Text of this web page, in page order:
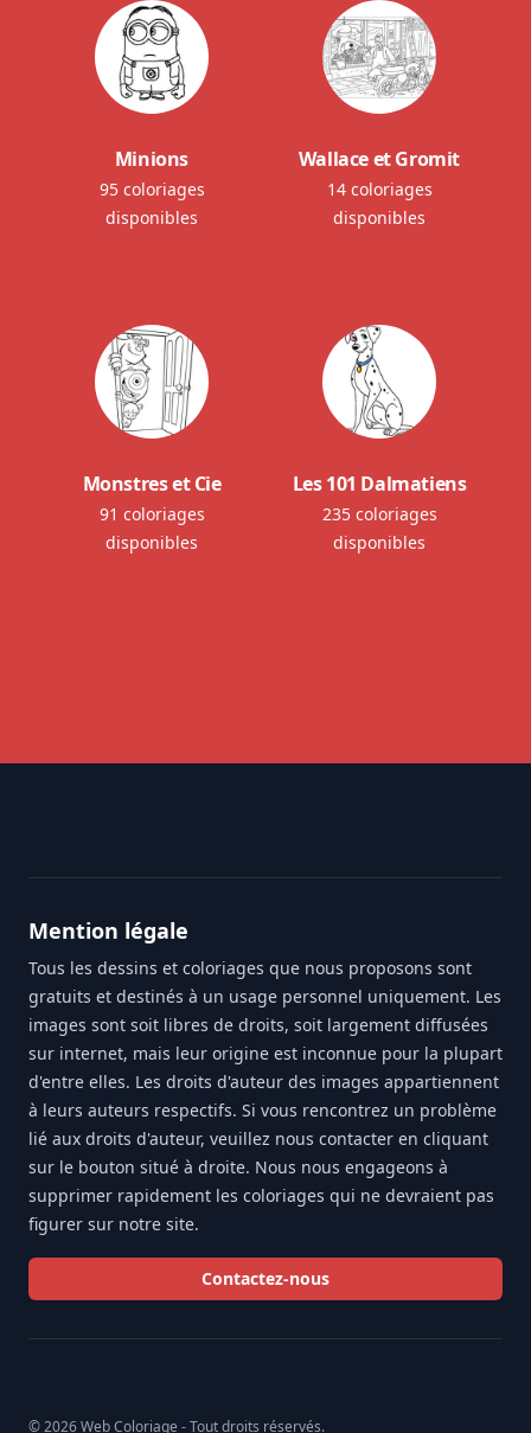
Minions
95 coloriages
disponibles
Wallace et Gromit
14 coloriages
disponibles
Monstres et Cie
91 coloriages
disponibles
Les 101 Dalmatiens
235 coloriages
disponibles
Mention légale
Tous les dessins et coloriages que nous proposons sont
gratuits et destinés à un usage personnel uniquement. Les
images sont soit libres de droits, soit largement diffusées
sur internet, mais leur origine est inconnue pour la plupart
d'entre elles. Les droits d'auteur des images appartiennent
à leurs auteurs respectifs. Si vous rencontrez un problème
lié aux droits d'auteur, veuillez nous contacter en cliquant
sur le bouton situé à droite. Nous nous engageons à
supprimer rapidement les coloriages qui ne devraient pas
figurer sur notre site.
Contactez-nous
© 2026 Web Coloriage - Tout droits réservés.